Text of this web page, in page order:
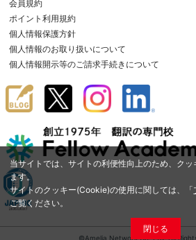
当サイトでは、サイトの利便性向上のため、ク
ます。
サイトのクッキー(Cookie)の使用に関しては、「
ご覧ください。
閉じる
会員規約
ポイント利用規約
個人情報保護方針
個人情報のお取り扱いについて
個人情報開示等のご請求手続きについて
©Amelia Network Co.,Ltd. All